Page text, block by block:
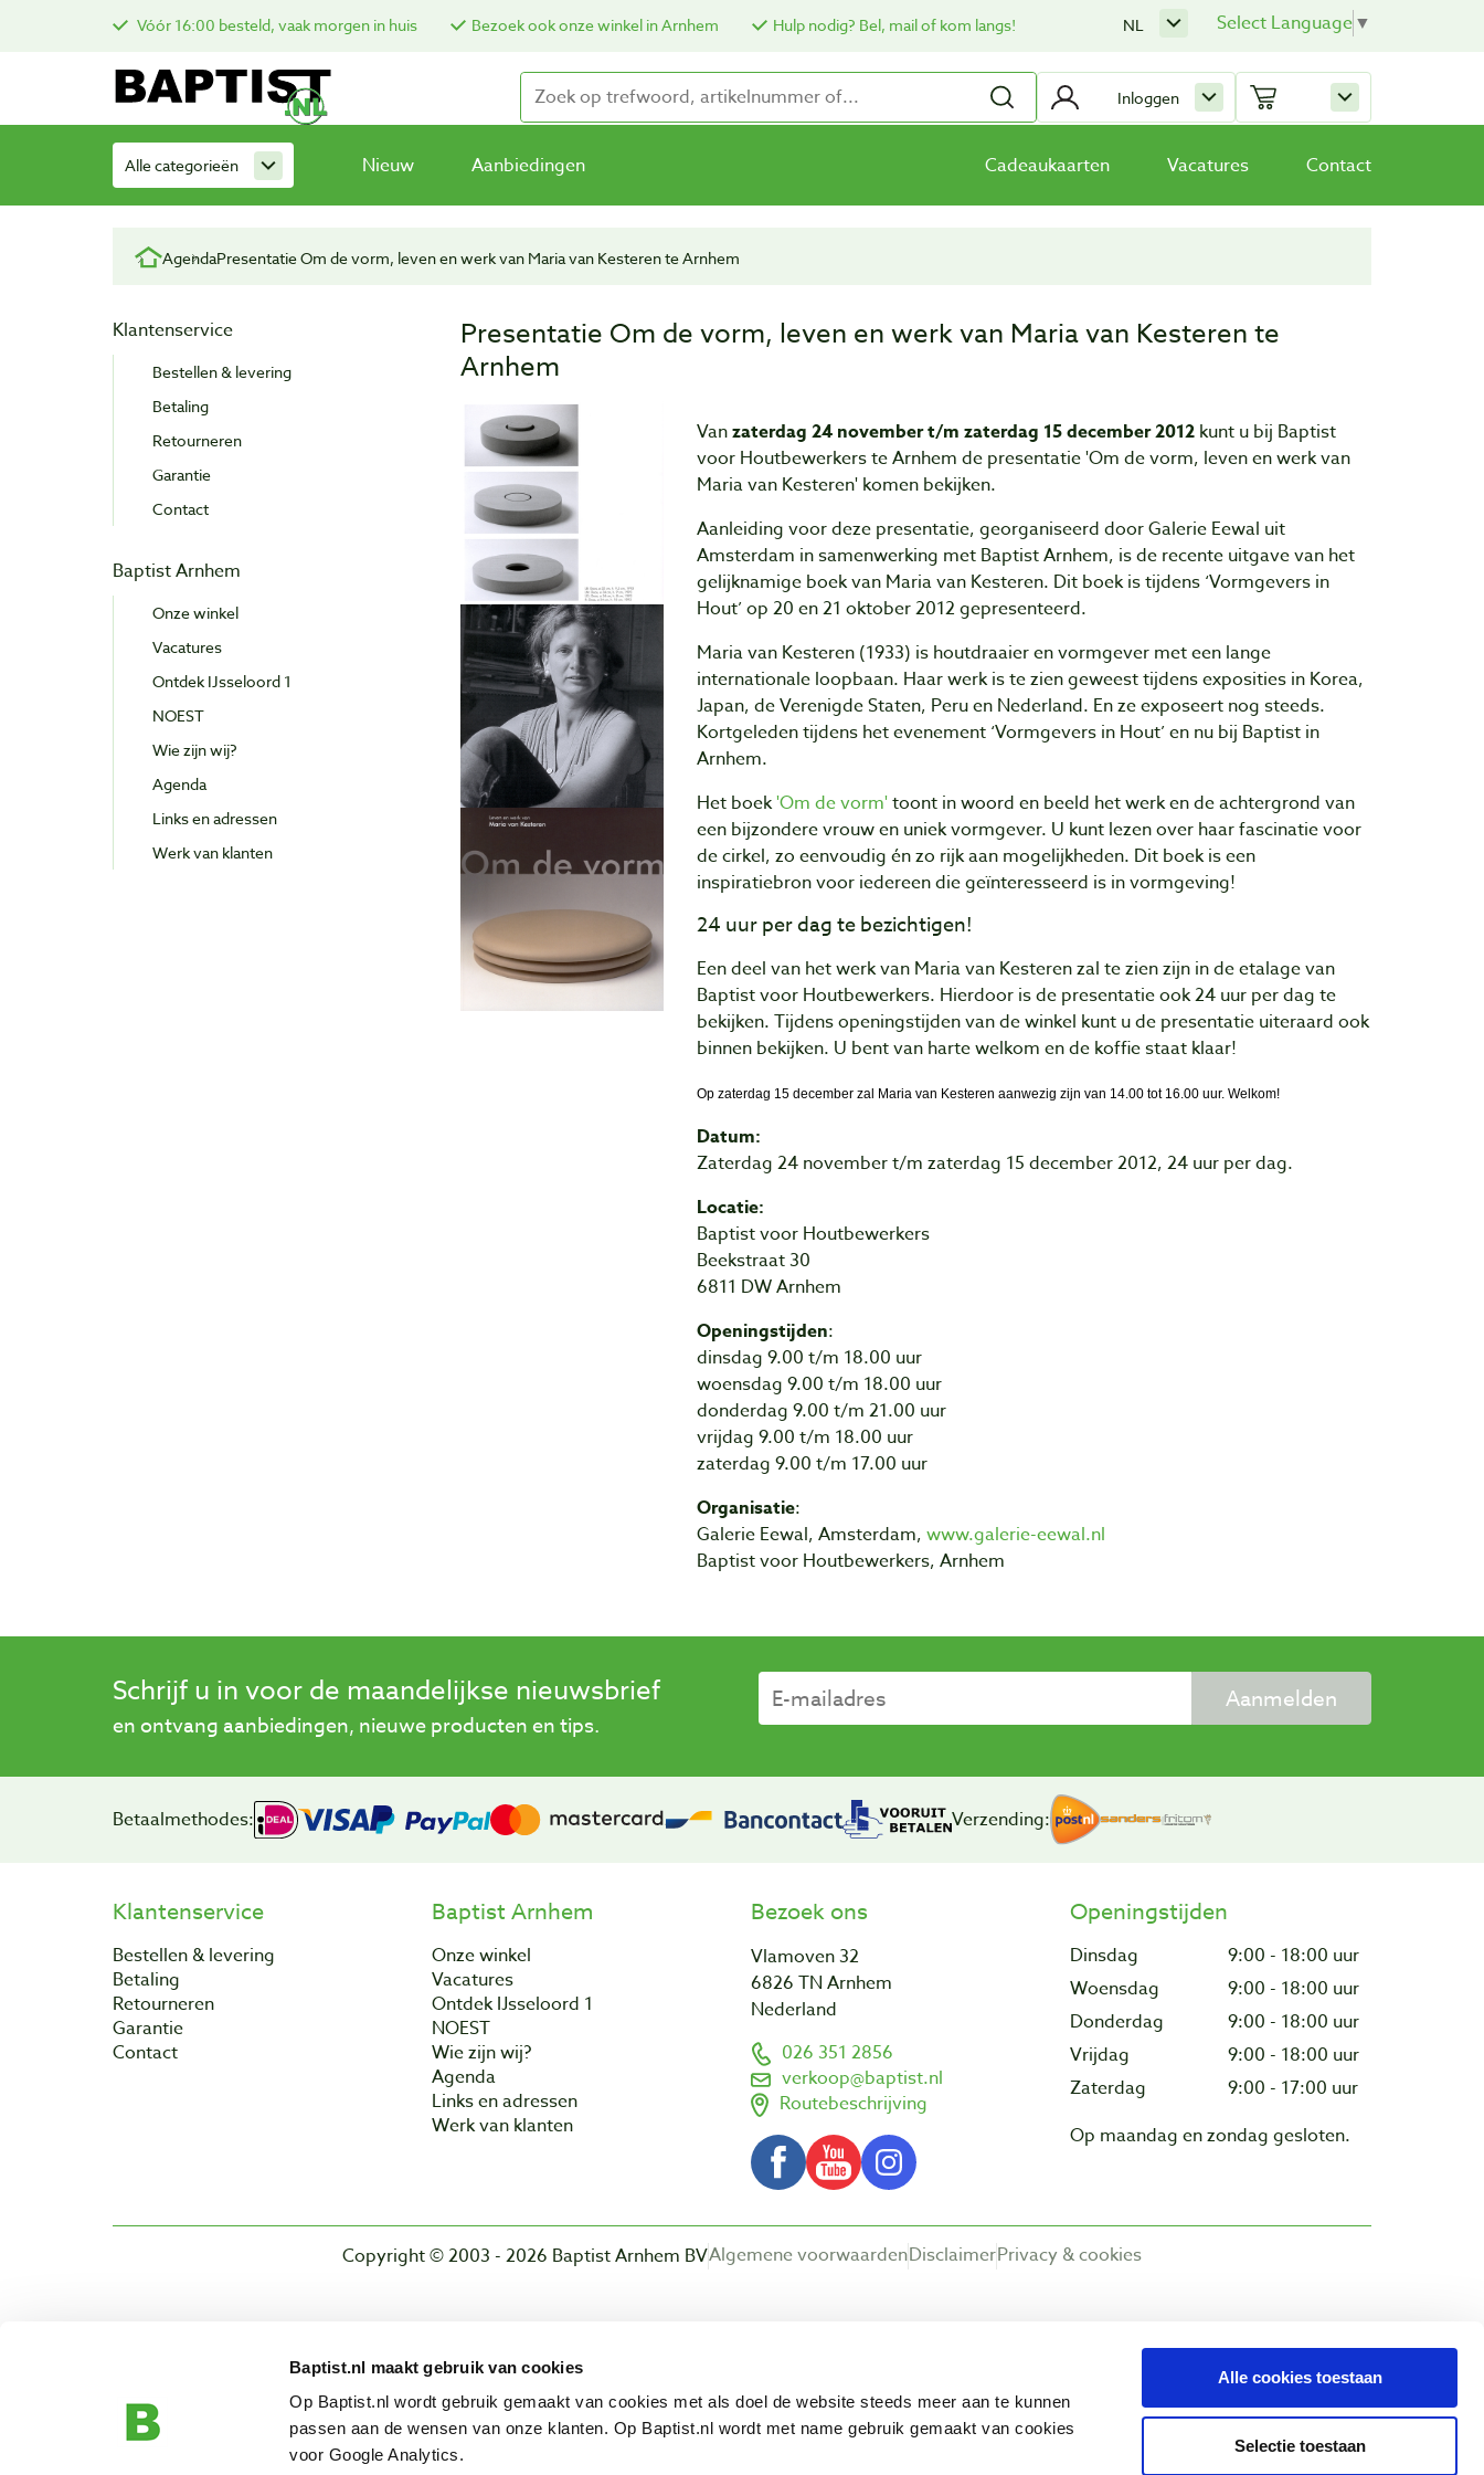
Baptist.nl maakt gebruik van cookies
Op Baptist.nl wordt gebruik gemaakt van cookies met als doel de website steeds meer aan te kunnen
passen aan de wensen van onze klanten. Op Baptist.nl wordt met name gebruik gemaakt van cookies
voor Google Analytics.
Alle cookies toestaan
Selectie toestaan
Vóór 16:00 besteld, vaak morgen in huis Bezoek ook onze winkel in Arnhem Hulp nodig? Bel, mail of kom langs! Select Language▼
NL
Inloggen
Alle categorieën Nieuw Aanbiedingen Cadeaukaarten Vacatures Contact
AgendaPresentatie Om de vorm, leven en werk van Maria van Kesteren te Arnhem
Klantenservice
Bestellen & levering
Betaling
Retourneren
Garantie
Contact
Baptist Arnhem
Onze winkel
Vacatures
Ontdek IJsseloord 1
NOEST
Wie zijn wij?
Agenda
Links en adressen
Werk van klanten
Presentatie Om de vorm, leven en werk van Maria van Kesteren te
Arnhem
Vanzaterdag 24 november t/m zaterdag 15 december 2012kunt u bij Baptist
voor Houtbewerkers te Arnhem de presentatie 'Om de vorm, leven en werk van
Maria van Kesteren' komen bekijken.
Aanleiding voor deze presentatie, georganiseerd door Galerie Eewal uit
Amsterdam in samenwerking met Baptist Arnhem, is de recente uitgave van het
gelijknamige boek van Maria van Kesteren. Dit boek is tijdens ‘Vormgevers in
Hout’ op 20 en 21 oktober 2012 gepresenteerd.
Maria van Kesteren (1933) is houtdraaier en vormgever met een lange
internationale loopbaan. Haar werk is te zien geweest tijdens exposities in Korea,
Japan, de Verenigde Staten, Peru en Nederland. En ze exposeert nog steeds.
Kortgeleden tijdens het evenement ‘Vormgevers in Hout’ en nu bij Baptist in
Arnhem.
Het boek'Om de vorm'toont in woord en beeld het werk en de achtergrond van
een bijzondere vrouw en uniek vormgever. U kunt lezen over haar fascinatie voor
de cirkel, zo eenvoudig én zo rijk aan mogelijkheden. Dit boek is een
inspiratiebron voor iedereen die geïnteresseerd is in vormgeving!
24 uur per dag te bezichtigen!
Een deel van het werk van Maria van Kesteren zal te zien zijn in de etalage van
Baptist voor Houtbewerkers. Hierdoor is de presentatie ook 24 uur per dag te
bekijken. Tijdens openingstijden van de winkel kunt u de presentatie uiteraard ook
binnen bekijken. U bent van harte welkom en de koffie staat klaar!
Op zaterdag 15 december zal Maria van Kesteren aanwezig zijn van 14.00 tot 16.00 uur. Welkom!
Datum:
Zaterdag 24 november t/m zaterdag 15 december 2012, 24 uur per dag.
Locatie:
Baptist voor Houtbewerkers
Beekstraat 30
6811 DW Arnhem
Openingstijden:
dinsdag 9.00 t/m 18.00 uur
woensdag 9.00 t/m 18.00 uur
donderdag 9.00 t/m 21.00 uur
vrijdag 9.00 t/m 18.00 uur
zaterdag 9.00 t/m 17.00 uur
Organisatie:
Galerie Eewal, Amsterdam, www.galerie-eewal.nl
Baptist voor Houtbewerkers, Arnhem
Schrijf u in voor de maandelijkse nieuwsbrief
en ontvang aanbiedingen, nieuwe producten en tips.
Aanmelden
Betaalmethodes: Verzending:
Klantenservice
Bestellen & levering
Betaling
Retourneren
Garantie
Contact
Baptist Arnhem
Onze winkel
Vacatures
Ontdek IJsseloord 1
NOEST
Wie zijn wij?
Agenda
Links en adressen
Werk van klanten
Bezoek ons
Vlamoven 32
6826 TN Arnhem
Nederland
026 351 2856
verkoop@baptist.nl
Routebeschrijving
Openingstijden
Dinsdag
9:00 - 18:00 uur
Woensdag
9:00 - 18:00 uur
Donderdag
9:00 - 18:00 uur
Vrijdag
9:00 - 18:00 uur
Zaterdag
9:00 - 17:00 uur
Op maandag en zondag gesloten.
Algemene voorwaardenDisclaimerPrivacy & cookies
Copyright © 2003 - 2026 Baptist Arnhem BV